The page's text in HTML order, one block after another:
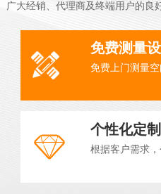
广大经销、代理商及终端用户的良
免费测量
免费上门测量
个性化定制
根据客户需求